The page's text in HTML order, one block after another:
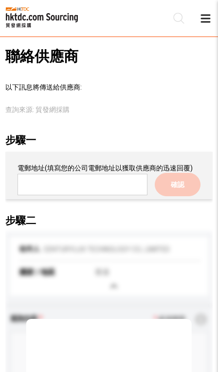
聯絡供應商
以下訊息將傳送給供應商:
查詢來源: 貿發網採購
步驟一
電郵地址(填寫您的公司電郵地址以獲取供應商的迅速回覆)
確認
步驟二
收件人
國家 / 地區
查詢內容 *必須填寫